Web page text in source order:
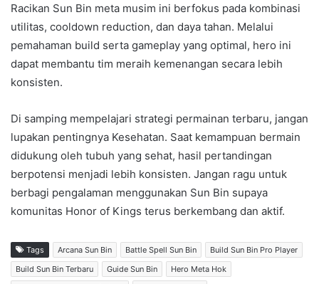
Racikan Sun Bin meta musim ini berfokus pada kombinasi
utilitas, cooldown reduction, dan daya tahan. Melalui
pemahaman build serta gameplay yang optimal, hero ini
dapat membantu tim meraih kemenangan secara lebih
konsisten.
Di samping mempelajari strategi permainan terbaru, jangan
lupakan pentingnya Kesehatan. Saat kemampuan bermain
didukung oleh tubuh yang sehat, hasil pertandingan
berpotensi menjadi lebih konsisten. Jangan ragu untuk
berbagi pengalaman menggunakan Sun Bin supaya
komunitas Honor of Kings terus berkembang dan aktif.
Tags Arcana Sun Bin Battle Spell Sun Bin
Build Sun Bin Pro Player
Build Sun Bin Terbaru
Guide Sun Bin
Hero Meta Hok